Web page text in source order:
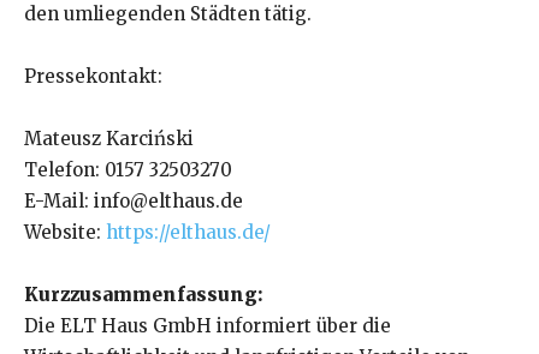
den umliegenden Städten tätig.
Pressekontakt:
Mateusz Karciński
Telefon: 0157 32503270
E-Mail: info@elthaus.de
Website: https://elthaus.de/
Kurzzusammenfassung:
Die ELT Haus GmbH informiert über die